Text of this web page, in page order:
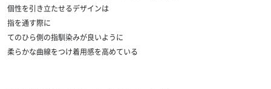
個性を引き立たせるデザインは
指を通す際に
てのひら側の指馴染みが良いように
柔らかな曲線をつけ着用感を高めている